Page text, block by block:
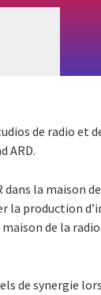
de radio et
ARD.
la maison
production
de la radio
de synergie